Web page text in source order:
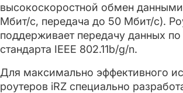
высокоскоростной обмен
Мбит/с, передача до 50 Мбит/с).
поддерживает передачу данных по
стандарта IEEE 802.11b/g/n.
Для максимально эффективного
роутеров iRZ специально